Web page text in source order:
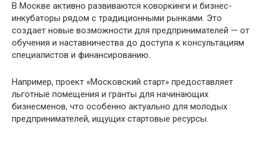
В Москве активно развиваются коворкинги и бизнес-
инкубаторы рядом с традиционными рынками. Это
создает новые возможности для предпринимателей — от
обучения и наставничества до доступа к консультациям
специалистов и финансированию.
Например, проект «Московский старт» предоставляет
льготные помещения и гранты для начинающих
бизнесменов, что особенно актуально для молодых
предпринимателей, ищущих стартовые ресурсы.